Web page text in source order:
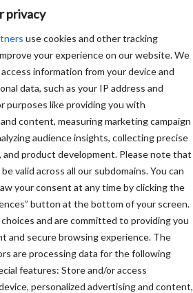
privacy
use cookies and other tracking
your experience on our website. We
information from your device and
data, such as your IP address and
purposes like providing you with
content, measuring marketing campaign
audience insights, collecting precise
and product development. Please note that
valid across all our subdomains. You can
your consent at any time by clicking the
button at the bottom of your screen.
and are committed to providing you
and secure browsing experience. The
are processing data for the following
features: Store and/or access
personalized advertising and content,
en/of Minimum TillDisc
voorwerktuigen